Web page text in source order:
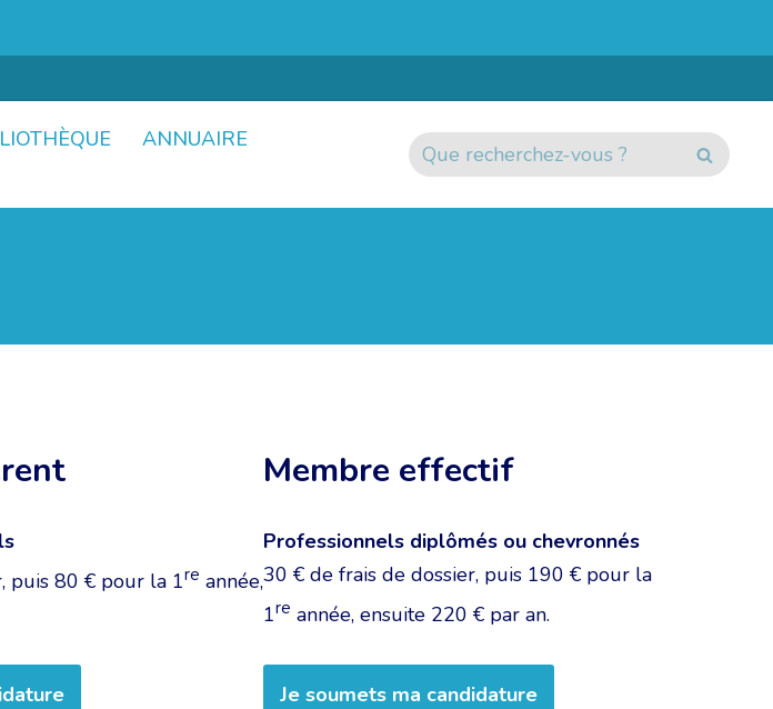
ANNUAIRE
puis 80 € pour la 1re année,
Membre effectif
Professionnels diplômés ou chevronnés
30 € de frais de dossier, puis 190 € pour la
1re année, ensuite 220 € par an.
Je soumets ma candidature